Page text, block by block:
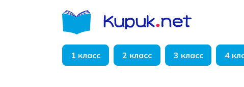
1 класс 2 класс 3 класс 4